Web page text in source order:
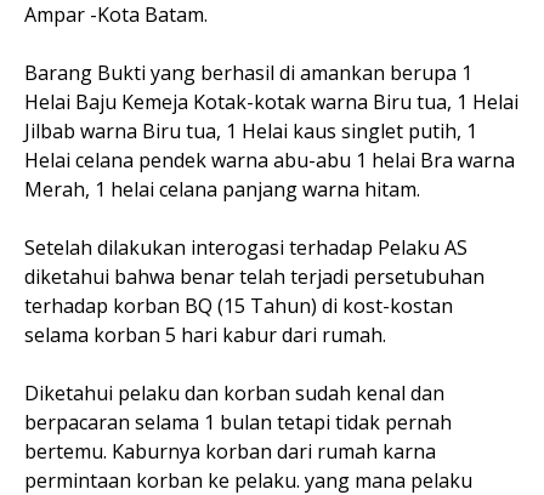
Ampar -Kota Batam.
Barang Bukti yang berhasil di amankan berupa 1
Helai Baju Kemeja Kotak-kotak warna Biru tua, 1 Helai
Jilbab warna Biru tua, 1 Helai kaus singlet putih, 1
Helai celana pendek warna abu-abu 1 helai Bra warna
Merah, 1 helai celana panjang warna hitam.
Setelah dilakukan interogasi terhadap Pelaku AS
diketahui bahwa benar telah terjadi persetubuhan
terhadap korban BQ (15 Tahun) di kost-kostan
selama korban 5 hari kabur dari rumah.
Diketahui pelaku dan korban sudah kenal dan
berpacaran selama 1 bulan tetapi tidak pernah
bertemu. Kaburnya korban dari rumah karna
permintaan korban ke pelaku. yang mana pelaku